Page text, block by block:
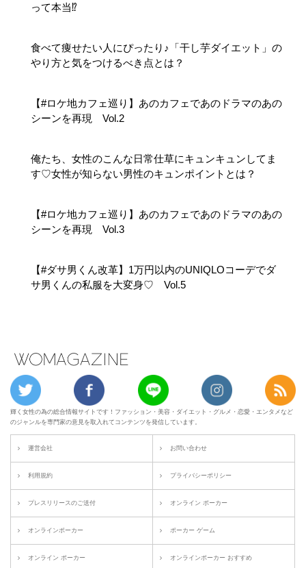
って本当⁉
食べて痩せたい人にぴったり♪「干し芋ダイエット」の
やり方と気をつけるべき点とは？
【#ロケ地カフェ巡り】あのカフェであのドラマのあの
シーンを再現 Vol.2
俺たち、女性のこんな日常仕草にキュンキュンしてま
す♡女性が知らない男性のキュンポイントとは？
【#ロケ地カフェ巡り】あのカフェであのドラマのあの
シーンを再現 Vol.3
【#ダサ男くん改革】1万円以内のUNIQLOコーデでダ
サ男くんの私服を大変身♡ Vol.5
輝く女性の為の総合情報サイトです！ファッション・美容・ダイエット・グルメ・恋愛・エンタメなど
のジャンルを専門家の意見を取入れてコンテンツを発信しています。
運営会社 お問い合わせ
利用規約 プライバシーポリシー
プレスリリースのご送付 オンライン ポーカー
オンラインポーカー ポーカー ゲーム
オンライン ポーカー オンラインポーカー おすすめ